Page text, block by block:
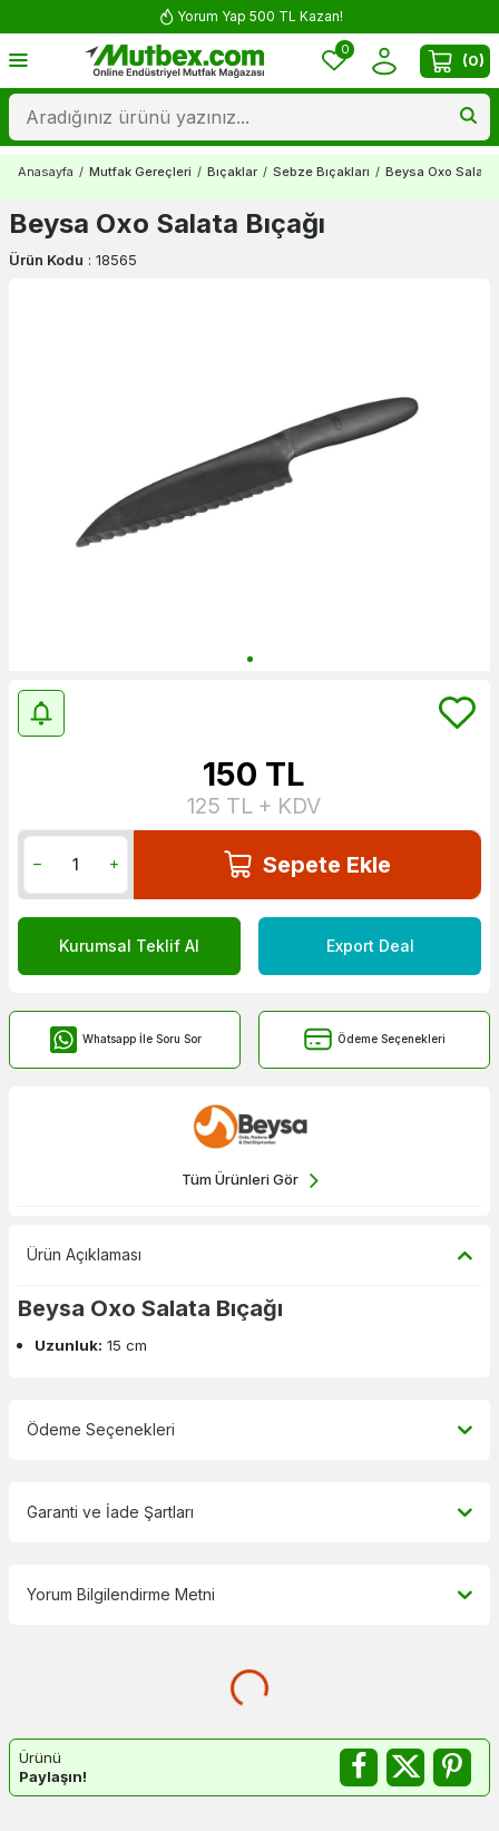
Yorum Yap 500 TL Kazan!
0
(0)
Anasayfa / Mutfak Gereçleri / Bıçaklar / Sebze Bıçakları / Beysa Oxo Salata
Beysa Oxo Salata Bıçağı
Ürün Kodu : 18565
150 TL
125 TL + KDV
Sepete Ekle
Kurumsal Teklif Al Export Deal
Whatsapp İle Soru Sor Ödeme Seçenekleri
Tüm Ürünleri Gör
Ürün Açıklaması
Beysa Oxo Salata Bıçağı
Uzunluk: 15 cm
Ödeme Seçenekleri
Garanti ve İade Şartları
Yorum Bilgilendirme Metni
Ürünü
Paylaşın!